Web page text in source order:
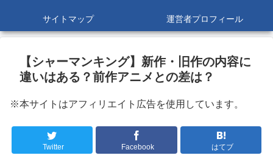
サイトマップ 運営者プロフィール
【シャーマンキング】新作・旧作の内容に
違いはある？前作アニメとの差は？
※本サイトはアフィリエイト広告を使用しています。
Twitter Facebook はてブ